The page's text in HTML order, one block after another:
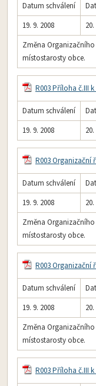
Datum schválení
19. 9. 2008
Změna
místostarosty obce.
R003 Příloha č.III
Datum schválení
19. 9. 2008
R003
Datum schválení
19. 9. 2008
Změna
místostarosty obce.
R003
Datum schválení
19. 9. 2008
Změna
místostarosty obce.
R003 Příloha č.III